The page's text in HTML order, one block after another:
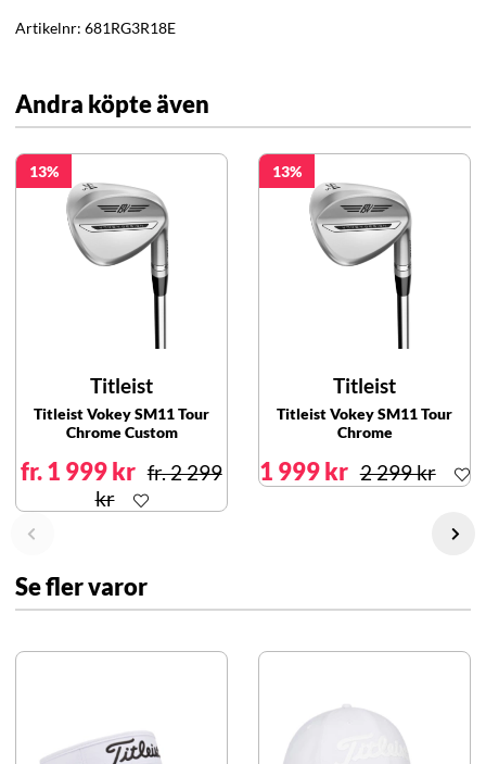
Artikelnr: 681RG3R18E
Andra köpte även
13
Titleist
Titleist Vokey SM11 Tour
Chrome Custom
fr. 1 999 kr fr. 2 299
kr
13
Titleist
Titleist Vokey SM11 Tour
Chrome
1 999 kr 2 299 kr
Se fler varor